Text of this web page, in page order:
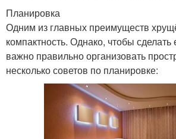
Планировка
Одним из главных преимуществ
компактность. Однако, чтобы
важно правильно организовать
несколько советов по планировке: